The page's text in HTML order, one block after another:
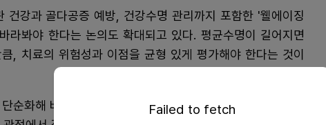
건강과 골다공증 예방, 건강수명 관리까지 포함한 '웰에이징
봐야 한다는 논의도 확대되고 있다. 평균수명이 길어지면
, 치료의 위험성과 이점을 균형 있게 평가해야 한다는 것이
순화해 바라볼 것이 아니라, 환자의 연령과 폐경 시점, 건강
Failed to fetch